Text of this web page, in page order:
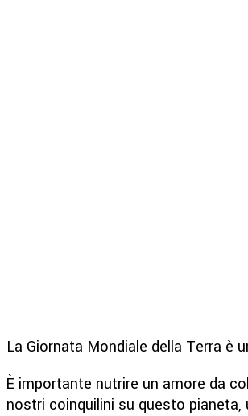
La Giornata Mondiale della Terra è
È importante nutrire un amore da
nostri coinquilini su questo